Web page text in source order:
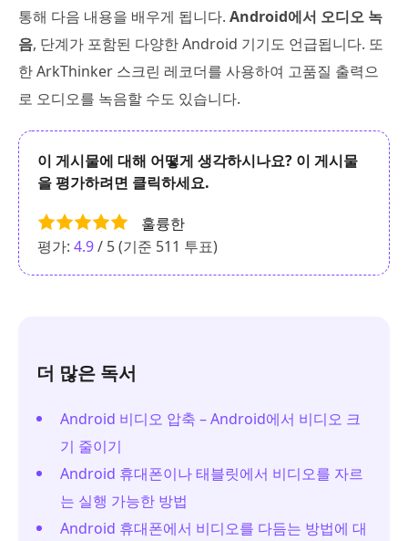
통해 다음 내용을 배우게 됩니다. Android에서 오디오 녹
음, 단계가 포함된 다양한 Android 기기도 언급됩니다. 또
한 ArkThinker 스크린 레코더를 사용하여 고품질 출력으
로 오디오를 녹음할 수도 있습니다.
이 게시물에 대해 어떻게 생각하시나요? 이 게시물
을 평가하려면 클릭하세요.
훌륭한
평가: 4.9/ 5 (기준 511 투표)
더 많은 독서
Android 비디오 압축 – Android에서 비디오 크
기 줄이기
Android 휴대폰이나 태블릿에서 비디오를 자르
는 실행 가능한 방법
Android 휴대폰에서 비디오를 다듬는 방법에 대